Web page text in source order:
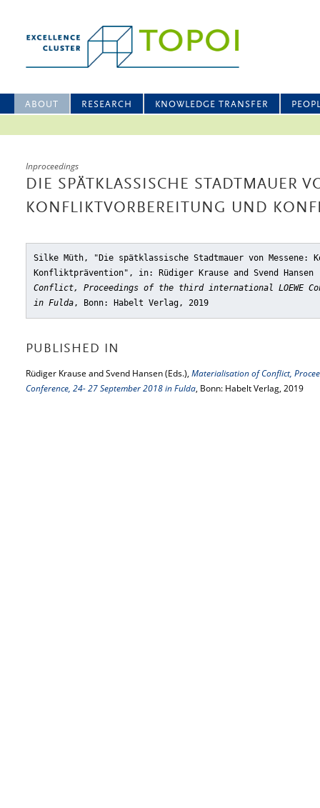
ABOUT RESEARCH KNOWLEDGE TRANSFER
Inproceedings
DIE SPÄTKLASSISCHE STADTMAUER
KONFLIKTVORBEREITUNG UND
Silke Müth, "Die spätklassische Stadtmauer von Messene:
Konfliktprävention" , in: Rüdiger Krause and Svend
Conflict, Proceedings of the third international LOEWE
in Fulda, Bonn: Habelt Verlag, 2019
PUBLISHED IN
Rüdiger Krause and Svend Hansen (Eds.), Materialisation of Conflict,
Conference, 24- 27 September 2018 in Fulda, Bonn: Habelt Verlag, 2019